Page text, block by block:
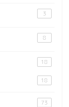
3
8
18
18
73